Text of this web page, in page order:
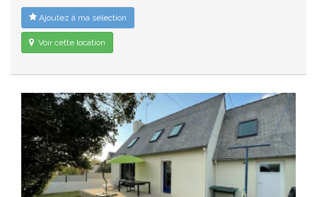
Ajoutez à ma sélection
Voir cette location